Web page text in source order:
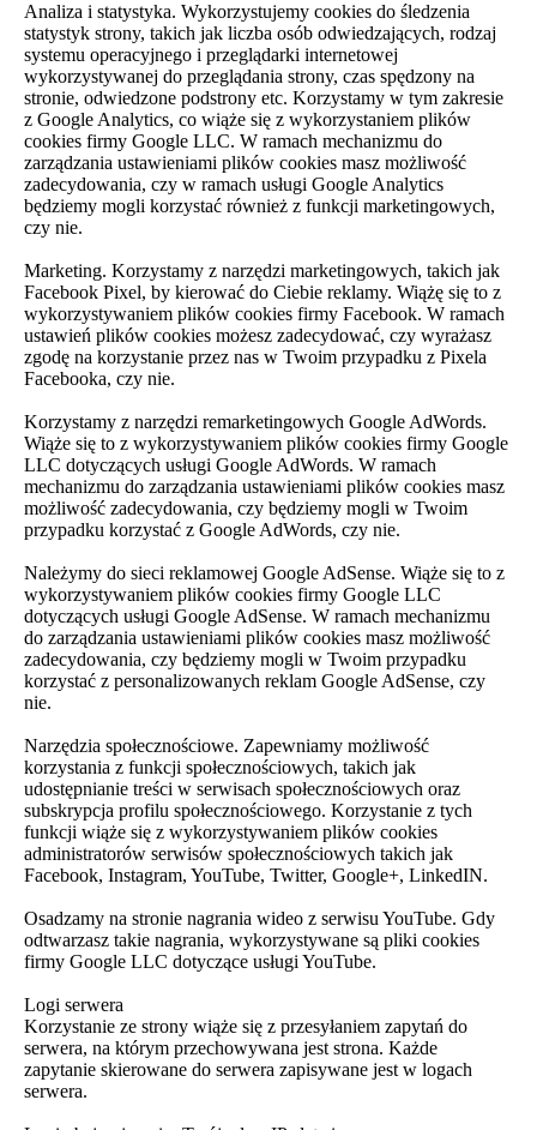
Analiza i statystyka. Wykorzystujemy cookies do śledzenia
statystyk strony, takich jak liczba osób odwiedzających, rodzaj
systemu operacyjnego i przeglądarki internetowej
wykorzystywanej do przeglądania strony, czas spędzony na
stronie, odwiedzone podstrony etc. Korzystamy w tym zakresie
z Google Analytics, co wiąże się z wykorzystaniem plików
cookies firmy Google LLC. W ramach mechanizmu do
zarządzania ustawieniami plików cookies masz możliwość
zadecydowania, czy w ramach usługi Google Analytics
będziemy mogli korzystać również z funkcji marketingowych,
czy nie.
Marketing. Korzystamy z narzędzi marketingowych, takich jak
Facebook Pixel, by kierować do Ciebie reklamy. Wiążę się to z
wykorzystywaniem plików cookies firmy Facebook. W ramach
ustawień plików cookies możesz zadecydować, czy wyrażasz
zgodę na korzystanie przez nas w Twoim przypadku z Pixela
Facebooka, czy nie.
Korzystamy z narzędzi remarketingowych Google AdWords.
Wiąże się to z wykorzystywaniem plików cookies firmy Google
LLC dotyczących usługi Google AdWords. W ramach
mechanizmu do zarządzania ustawieniami plików cookies masz
możliwość zadecydowania, czy będziemy mogli w Twoim
przypadku korzystać z Google AdWords, czy nie.
Należymy do sieci reklamowej Google AdSense. Wiąże się to z
wykorzystywaniem plików cookies firmy Google LLC
dotyczących usługi Google AdSense. W ramach mechanizmu
do zarządzania ustawieniami plików cookies masz możliwość
zadecydowania, czy będziemy mogli w Twoim przypadku
korzystać z personalizowanych reklam Google AdSense, czy
nie.
Narzędzia społecznościowe. Zapewniamy możliwość
korzystania z funkcji społecznościowych, takich jak
udostępnianie treści w serwisach społecznościowych oraz
subskrypcja profilu społecznościowego. Korzystanie z tych
funkcji wiąże się z wykorzystywaniem plików cookies
administratorów serwisów społecznościowych takich jak
Facebook, Instagram, YouTube, Twitter, Google+, LinkedIN.
Osadzamy na stronie nagrania wideo z serwisu YouTube. Gdy
odtwarzasz takie nagrania, wykorzystywane są pliki cookies
firmy Google LLC dotyczące usługi YouTube.
Logi serwera
Korzystanie ze strony wiąże się z przesyłaniem zapytań do
serwera, na którym przechowywana jest strona. Każde
zapytanie skierowane do serwera zapisywane jest w logach
serwera.